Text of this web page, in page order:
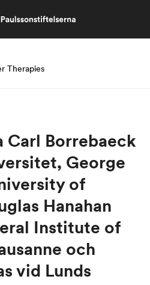
Therapies
Carl Borrebaeck
George
of
Hanahan
Institute of
och
vid Lunds